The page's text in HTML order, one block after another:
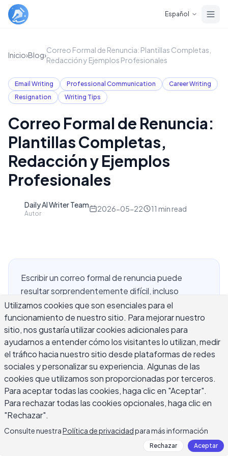
Español
Inicio›Blog›
Correo Formal de Renuncia: Plantillas Completas,
Redacción y Ejemplos Profesionales
Email Writing Professional Communication
Career Writing
Resignation
Writing Tips
Correo Formal de Renuncia:
Plantillas Completas,
Redacción y Ejemplos
Profesionales
Daily AI Writer Team
Autor
2026-05-22 11 min read
Escribir un correo formal de renuncia puede
resultar sorprendentemente difícil, incluso
cuando sabe que es la decisión correcta. El
desafío no es la decisión en sí — es encontrar las
palabras adecuadas para irse profesionalmente y
preservar las relaciones que ha construido. Un
correo formal de renuncia necesita cubrir lo
esencial: su último día de trabajo, un breve
reconocimiento de su tiempo en la empresa y una
oferta para ayudar con la transición. Esta guía le
proporciona plantillas completas, redacción
desglose claro de cada elemento que debe incluir
un correo formal de renuncia profesional.
Utilizamos cookies que son esenciales para el
funcionamiento de nuestro sitio. Para mejorar nuestro
sitio, nos gustaría utilizar cookies adicionales para
ayudarnos a entender cómo los visitantes lo utilizan, medir
el tráfico hacia nuestro sitio desde plataformas de redes
sociales y personalizar su experiencia. Algunas de las
cookies que utilizamos son proporcionadas por terceros.
Para aceptar todas las cookies, haga clic en "Aceptar".
Para rechazar todas las cookies opcionales, haga clic en
"Rechazar".
Consulte nuestraPolítica de privacidadpara más información
Rechazar Aceptar